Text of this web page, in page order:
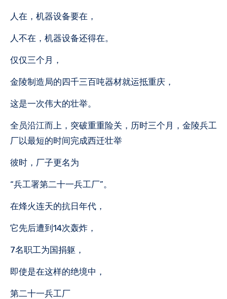
人在，机器设备要在，
人不在，机器设备还得在。
仅仅三个月，
金陵制造局的四千三百吨器材就运抵重庆，
这是一次伟大的壮举。
全员沿江而上，突破重重险关，历时三个月，金陵兵工
厂以最短的时间完成西迁壮举
彼时，厂子更名为
“兵工署第二十一兵工厂”。
在烽火连天的抗日年代，
它先后遭到14次轰炸，
7名职工为国捐躯，
即使是在这样的绝境中，
第二十一兵工厂